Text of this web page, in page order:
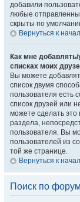
добавили
любые
скрыты по
Вернуться к
Как мне
списках моих
Вы можете
список двумя
пользователя есть
список друзей или
можете сделать это
раздела,
пользователя. Вы
пользователей из
той же странице.
Вернуться к
Поиск по